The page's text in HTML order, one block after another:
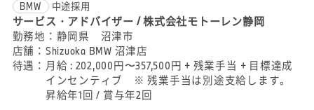
BMW 中途採用
サービス・アドバイザー / 株式会社モトーレン静岡
勤務地： 静岡県 沼津市
店舗： Shizuoka BMW 沼津店
待遇： 月給 : 202,000円〜357,500円 + 残業手当 + 目標達成
インセンティブ ※ 残業手当は別途支給します。
昇給年1回 / 賞与年2回